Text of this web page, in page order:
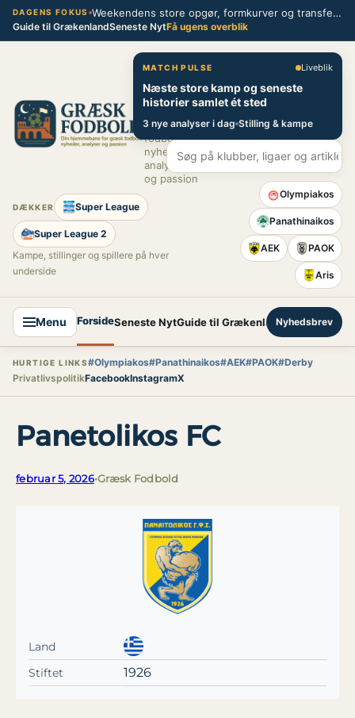
Spring
DAGENS FOKUS Weekendens store opgør, formkurver og transferblik fra græsk fodbold
Guide til GrækenlandSeneste NytFå ugens overblik
Græsk Fodbold
Din
hjemmebane
for græsk
fodbold –
nyheder,
analyser
og passion
DÆKKER Super League
Super League 2
Kampe, stillinger og spillere på hver
underside
MATCH PULSE Liveblik
Næste store kamp og seneste
historier samlet ét sted
3 nye analyser i dag Stilling & kampe
Olympiakos
Panathinaikos
AEK PAOK
Aris
Menu ForsideSeneste NytGuide til GrækenlandSuper League
Nyhedsbrev
HURTIGE LINKS#Olympiakos#Panathinaikos#AEK#PAOK#Derby
PrivatlivspolitikFacebookInstagramX
Panetolikos FC
februar 5, 2026•Græsk Fodbold
Land
Stiftet
1926